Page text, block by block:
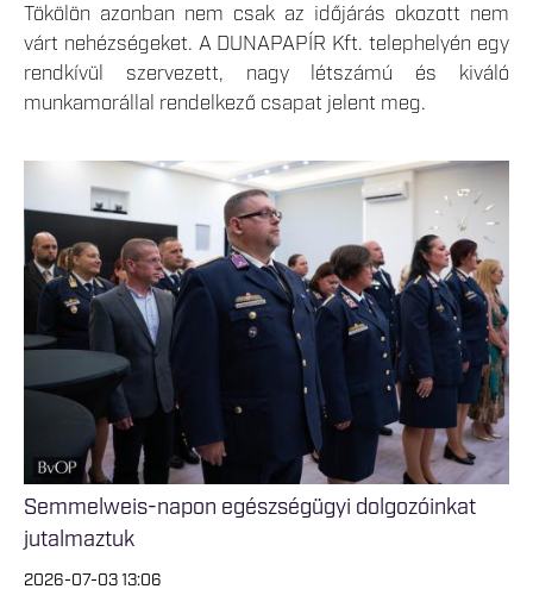
Tökölön azonban nem csak az időjárás okozott nem
várt nehézségeket. A DUNAPAPÍR Kft. telephelyén egy
rendkívül szervezett, nagy létszámú és kiváló
munkamorállal rendelkező csapat jelent meg.
Semmelweis-napon egészségügyi dolgozóinkat
jutalmaztuk
2026-07-03 13:06